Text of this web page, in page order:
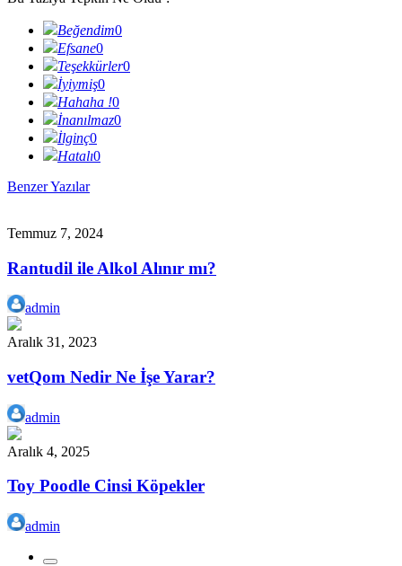
Beğendim0
Efsane0
Teşekkürler0
İyiymiş0
Hahaha !0
İnanılmaz0
İlginç0
Hatalı0
Benzer Yazılar
Temmuz 7, 2024
Rantudil ile Alkol Alınır mı?
admin
Aralık 31, 2023
vetQom Nedir Ne İşe Yarar?
admin
Aralık 4, 2025
Toy Poodle Cinsi Köpekler
admin